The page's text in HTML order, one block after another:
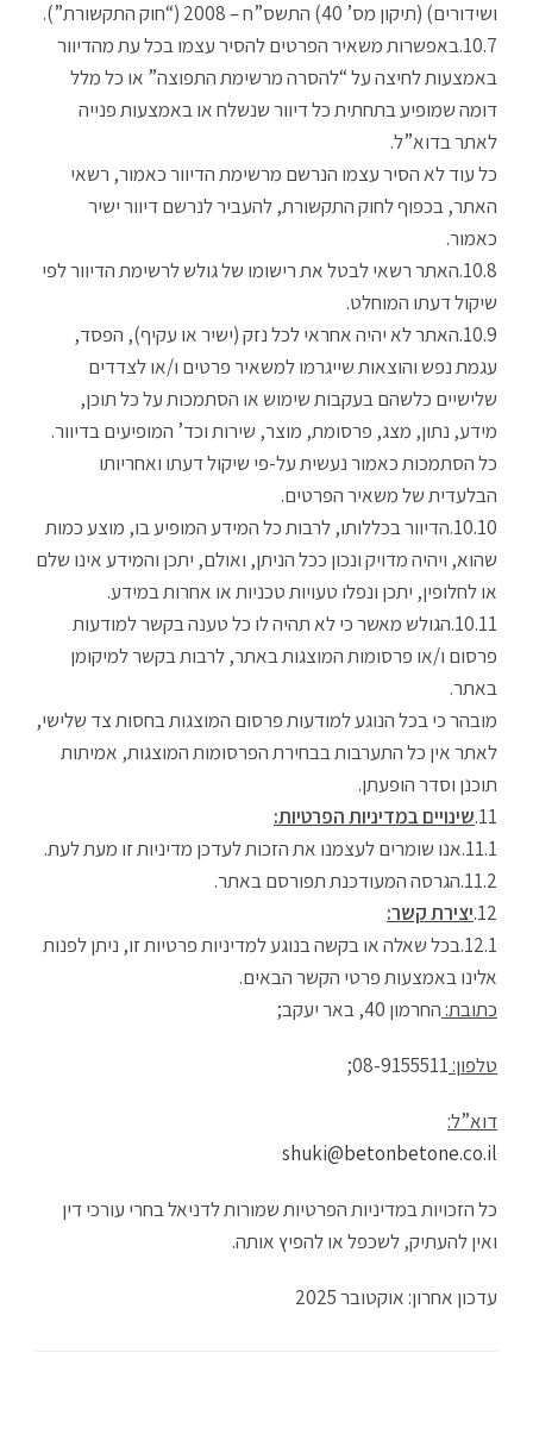
ושידורים) (תיקון מס’ 40) התשס”ח – 2008 (“חוק התקשורת”).
באפשרות משאיר הפרטים להסיר עצמו בכל עת מהדיוור
באמצעות לחיצה על “להסרה מרשימת התפוצה” או כל מלל
דומה שמופיע בתחתית כל דיוור שנשלח או באמצעות פנייה
לאתר בדוא”ל.
כל עוד לא הסיר עצמו הנרשם מרשימת הדיוור כאמור, רשאי
האתר, בכפוף לחוק התקשורת, להעביר לנרשם דיוור ישיר
כאמור.
האתר רשאי לבטל את רישומו של גולש לרשימת הדיוור לפי
שיקול דעתו המוחלט.
האתר לא יהיה אחראי לכל נזק (ישיר או עקיף), הפסד,
עגמת נפש והוצאות שייגרמו למשאיר פרטים ו/או לצדדים
שלישיים כלשהם בעקבות שימוש או הסתמכות על כל תוכן,
מידע, נתון, מצג, פרסומת, מוצר, שירות וכד’ המופיעים בדיוור.
כל הסתמכות כאמור נעשית על-פי שיקול דעתו ואחריותו
הבלעדית של משאיר הפרטים.
הדיוור בכללותו, לרבות כל המידע המופיע בו, מוצע כמות
שהוא, ויהיה מדויק ונכון ככל הניתן, ואולם, יתכן והמידע אינו שלם
או לחלופין, יתכן ונפלו טעויות טכניות או אחרות במידע.
הגולש מאשר כי לא תהיה לו כל טענה בקשר למודעות
פרסום ו/או פרסומות המוצגות באתר, לרבות בקשר למיקומן
באתר.
מובהר כי בכל הנוגע למודעות פרסום המוצגות בחסות צד שלישי,
לאתר אין כל התערבות בבחירת הפרסומות המוצגות, אמיתות
תוכנן וסדר הופעתן.
שינויים במדיניות הפרטיות:
אנו שומרים לעצמנו את הזכות לעדכן מדיניות זו מעת לעת.
הגרסה המעודכנת תפורסם באתר.
יצירת קשר:
בכל שאלה או בקשה בנוגע למדיניות פרטיות זו, ניתן לפנות
אלינו באמצעות פרטי הקשר הבאים.
כתובת:החרמון 40, באר יעקב;
טלפון:08-9155511;
דוא”ל:
shuki@betonbetone.co.il
כל הזכויות במדיניות הפרטיות שמורות לדניאל בחרי עורכי דין
ואין להעתיק, לשכפל או להפיץ אותה.
עדכון אחרון: אוקטובר 2025